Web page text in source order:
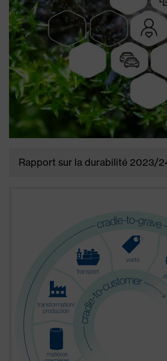
Rapport sur la durabilité 2023/
activités de durabilité de tous les
TÉLÉCHARGER